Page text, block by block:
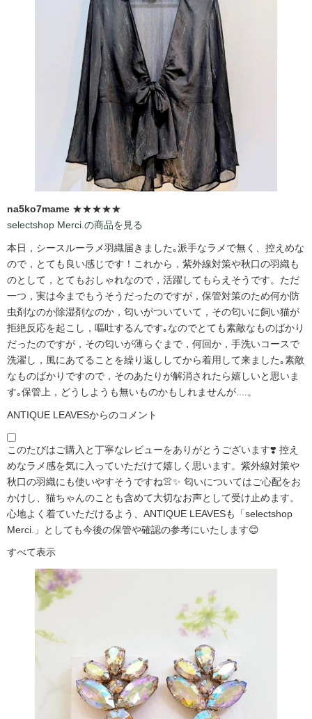
na5ko7mame ★★★★★
selectshop Merci.の商品を見る
本日，シースルーラメ羽織届きました｡派手なラメで無く、控えめな
ので，とても良い感じです！これから，紫外線対策や秋口の羽織も
のとして，とてもおしゃれなので，活躍してもらえそうです。ただ
一つ，実は今までもうそうだったのですが，保管対策のため何か防
虫剤なのか除湿剤なのか，匂いがついていて，その匂いに飼い猫が
拒絶反応を起こし，嘔吐するんです｡なのでとても素敵なものばかり
だったのですが，その匂いが薄らぐまで，何回か，手洗いコースで
洗濯し，風にあてることを繰り返ししてから着用して来ました｡素敵
なものばかりですので，そのあたりが解消されたら嬉しいと思いま
す｡保管上，どうしようも無いものかもしれませんが....。
ANTIQUE LEAVESからのコメント
このたびはご購入と丁寧なレビューをありがとうございます❣️ 控え
めなラメ感を気に入っていただけて嬉しく思います。紫外線対策や
秋口の羽織にも使いやすそうですね👚✨ 匂いについてはご心配をお
かけし、猫ちゃんのことも含めて大切なお声として受け止めます。
心地よく着ていただけるよう、ANTIQUE LEAVESも「selectshop
Merci.」としても今後の保管や確認の参考にいたします😊
すべて表示